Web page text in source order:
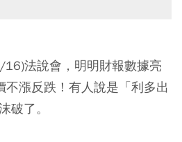
法說會，明明財報數據亮
不漲反跌！有人說是「利多出
破了。